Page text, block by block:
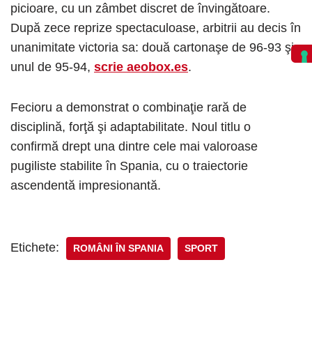
picioare, cu un zâmbet discret de învingătoare.
După zece reprize spectaculoase, arbitrii au decis în
unanimitate victoria sa: două cartonaşe de 96-93 şi
unul de 95-94, scrie aeobox.es.
Fecioru a demonstrat o combinaţie rară de
disciplină, forţă şi adaptabilitate. Noul titlu o
confirmă drept una dintre cele mai valoroase
pugiliste stabilite în Spania, cu o traiectorie
ascendentă impresionantă.
Etichete: ROMÂNI ÎN SPANIA SPORT